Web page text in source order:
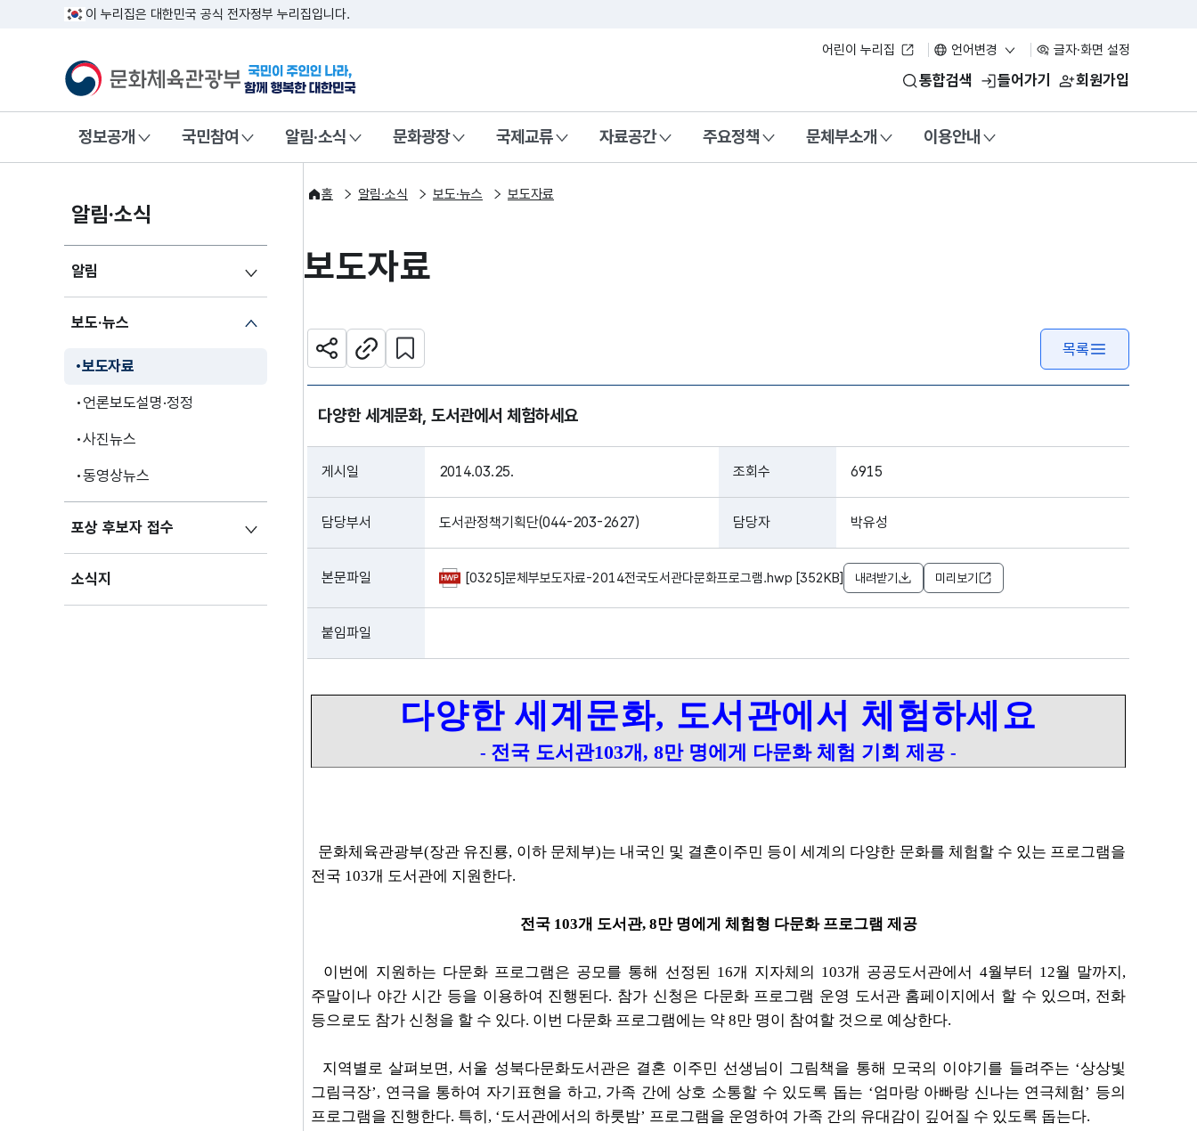
이 누리집은 대한민국 공식 전자정부 누리집입니다.
어린이 누리집 언어변경 글자·화면 설정
문화체육관광부국민이 주인인 나라, 함께 행복한 대한민국 통합검색 들어가기 회원가입
정보공개 국민참여 알림·소식 문화광장 국제교류 자료공간 주요정책 문체부소개 이용안내
알림·소식
알림
보도·뉴스
보도자료
언론보도설명·정정
사진뉴스
동영상뉴스
포상 후보자 접수
소식지
홈 알림·소식 보도·뉴스 보도자료
보도자료
공유하기주소복사
관심 콘텐츠 설정하기
목록
다양한 세계문화, 도서관에서 체험하세요
게시일 2014.03.25. 조회수 6915
담당부서 도서관정책기획단(044-203-2627) 담당자 박유성
본문파일 [0325]문체부보도자료-2014전국도서관다문화프로그램.hwp [352KB] 내려받기 미리보기
붙임파일
다양한 세계문화, 도서관에서 체험하세요
- 전국 도서관103개, 8만 명에게 다문화 체험 기회 제공 -
문화체육관광부(장관 유진룡, 이하 문체부)는 내국인 및 결혼이주민 등이세계의 다양한 문화를 체험할 수 있는 프로그램을
전국 103개 도서관에 지원한다.
전국 103개 도서관, 8만 명에게 체험형 다문화 프로그램 제공
이번에 지원하는 다문화 프로그램은 공모를 통해 선정된 16개 지자체의 103개 공공도서관에서 4월부터 12월 말까지,
주말이나 야간 시간 등을 이용하여 진행된다. 참가 신청은 다문화 프로그램 운영 도서관 홈페이지에서 할 수 있으며, 전화
등으로도 참가 신청을 할 수 있다. 이번 다문화 프로그램에는 약 8만 명이 참여할 것으로 예상한다.
지역별로 살펴보면, 서울 성북다문화도서관은 결혼 이주민 선생님이 그림책을 통해 모국의 이야기를 들려주는 ‘상상빛
그림극장’, 연극을 통하여 자기표현을 하고, 가족 간에 상호 소통할 수 있도록 돕는 ‘엄마랑 아빠랑 신나는 연극체험’ 등의
프로그램을 진행한다. 특히, ‘도서관에서의 하룻밤’ 프로그램을 운영하여 가족 간의 유대감이 깊어질 수 있도록 돕는다.